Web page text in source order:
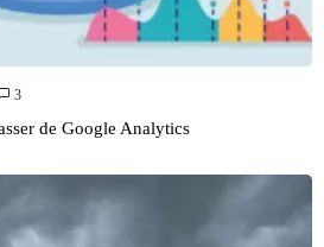
3
de Google Analytics